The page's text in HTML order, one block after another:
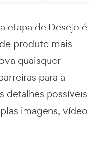
etapa de Desejo é
produto mais
quaisquer
para a
detalhes possíveis
imagens, vídeo